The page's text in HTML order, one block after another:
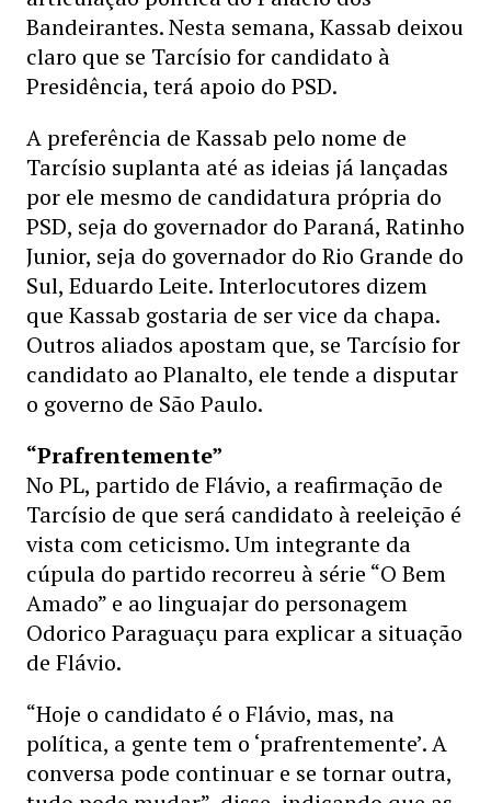
Bandeirantes. Nesta semana, Kassab deixou
claro que se Tarcísio for candidato à
Presidência, terá apoio do PSD.
A preferência de Kassab pelo nome de
Tarcísio suplanta até as ideias já lançadas
por ele mesmo de candidatura própria do
PSD, seja do governador do Paraná, Ratinho
Junior, seja do governador do Rio Grande do
Sul, Eduardo Leite. Interlocutores dizem
que Kassab gostaria de ser vice da chapa.
Outros aliados apostam que, se Tarcísio for
candidato ao Planalto, ele tende a disputar
o governo de São Paulo.
“Prafrentemente”
No PL, partido de Flávio, a reafirmação de
Tarcísio de que será candidato à reeleição é
vista com ceticismo. Um integrante da
cúpula do partido recorreu à série “O Bem
Amado” e ao linguajar do personagem
Odorico Paraguaçu para explicar a situação
de Flávio.
“Hoje o candidato é o Flávio, mas, na
política, a gente tem o ‘prafrentemente’. A
conversa pode continuar e se tornar outra,